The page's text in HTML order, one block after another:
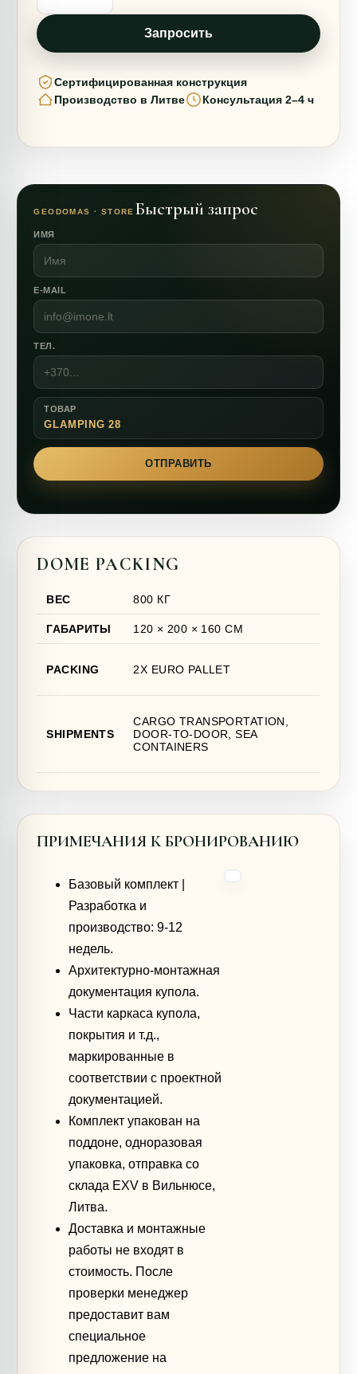
28m2
ОДИНОЧНОЕ
СТЕКЛО
Ø6m
H3,6m
Запросить
Сертифицированная конструкция
Производство в Литве
Консультация 2–4 ч
GEODOMAS · STORE Быстрый запрос
ИМЯ
E-MAIL
ТЕЛ.
ТОВАР
GLAMPING 28
ОТПРАВИТЬ
DOME PACKING
ВЕС 800 КГ
ГАБАРИТЫ 120 × 200 × 160 СМ
PACKING 2X EURO PALLET
SHIPMENTS
CARGO TRANSPORTATION,
DOOR-TO-DOOR, SEA
CONTAINERS
ПРИМЕЧАНИЯ К БРОНИРОВАНИЮ
Базовый комплект |
Разработка и
производство: 9-12
недель.
Архитектурно-монтажная
документация купола.
Части каркаса купола,
покрытия и т.д.,
маркированные в
соответствии с проектной
документацией.
Комплект упакован на
поддоне, одноразовая
упаковка, отправка со
склада EXV в Вильнюсе,
Литва.
Доставка и монтажные
работы не входят в
стоимость. После
проверки менеджер
предоставит вам
специальное
предложение на